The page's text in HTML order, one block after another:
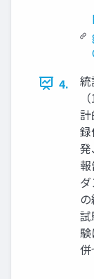
4.